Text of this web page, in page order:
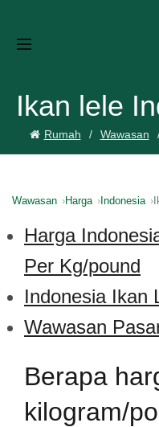
Ikan lele
Rumah Wawasan
Wawasan Harga Indonesia
Harga
Per Kg/pound
Indonesia Ikan
Wawasan
Berapa
kilogram/